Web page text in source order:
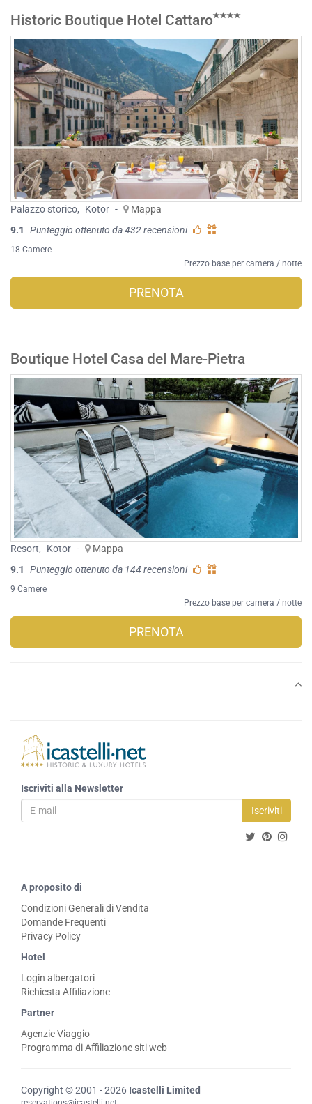
Historic Boutique Hotel Cattaro
Palazzo storico, Kotor -
Mappa
9.1
Punteggio ottenuto da 432 recensioni
18 Camere
Prezzo base per camera / notte
PRENOTA
Boutique Hotel Casa del Mare-Pietra
Resort, Kotor -
Mappa
9.1
Punteggio ottenuto da 144 recensioni
9 Camere
Prezzo base per camera / notte
PRENOTA
Iscriviti alla Newsletter
Iscriviti
A proposito di
Condizioni Generali di Vendita
Domande Frequenti
Privacy Policy
Hotel
Login albergatori
Richiesta Affiliazione
Partner
Agenzie Viaggio
Programma di Affiliazione siti web
Copyright © 2001 - 2026 Icastelli Limited